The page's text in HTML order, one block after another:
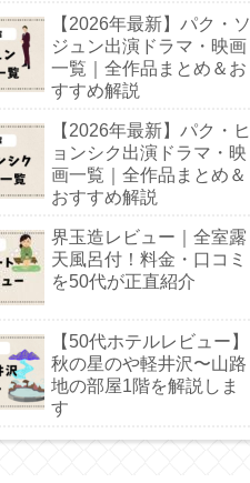
【2026年最新】パク・ソ
ジュン出演ドラマ・映画
一覧｜全作品まとめ＆お
すすめ解説
【2026年最新】パク・ヒ
ョンシク出演ドラマ・映
画一覧｜全作品まとめ＆
おすすめ解説
界玉造レビュー｜全室露
天風呂付！料金・口コミ
を50代が正直紹介
【50代ホテルレビュー】
秋の星のや軽井沢〜山路
地の部屋1階を解説しま
す